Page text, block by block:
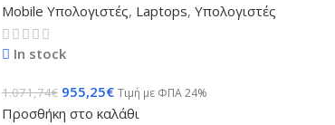
Mobile Υπολογιστές, Laptops, Υπολογιστές
In stock
1.071,74€ 955,25€ Τιμή με ΦΠΑ 24%
Προσθήκη στο καλάθι